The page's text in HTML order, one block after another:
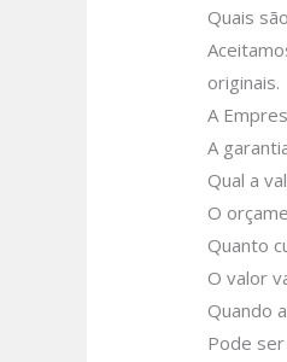
Quais
originais.
A
A
Qual a
O
Quanto
O valor
Quando
Pode